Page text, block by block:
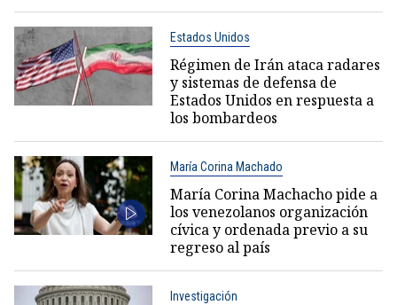
Estados Unidos
Régimen de Irán ataca radares
y sistemas de defensa de
Estados Unidos en respuesta a
los bombardeos
María Corina Machado
María Corina Machacho pide a
los venezolanos organización
cívica y ordenada previo a su
regreso al país
Investigación